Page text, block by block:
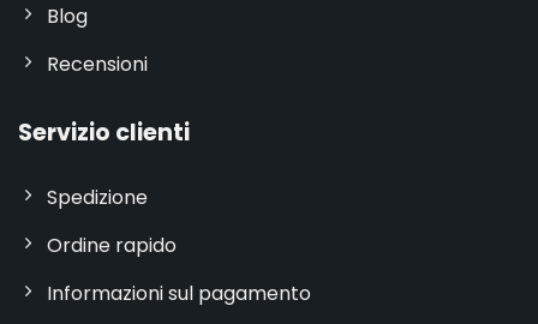
Blog
Recensioni
Servizio clienti
Spedizione
Ordine rapido
Informazioni sul pagamento